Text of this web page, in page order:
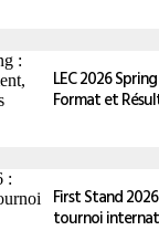
LEC 2026
Format et
First Stand
tournoi